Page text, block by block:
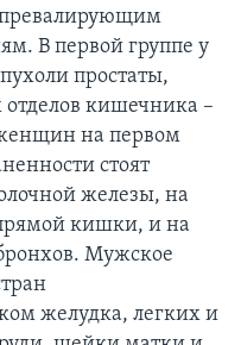
превалирующим
В первой группе у
простаты,
кишечника –
на первом
стоят
железы, на
кишки, и на
Мужское
желудка, легких и